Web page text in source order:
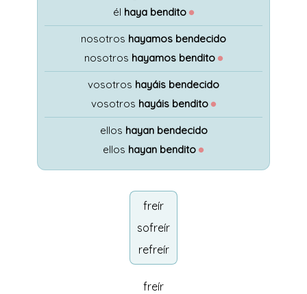
él haya bendito ●
nosotros hayamos bendecido
nosotros hayamos bendito ●
vosotros hayáis bendecido
vosotros hayáis bendito ●
ellos hayan bendecido
ellos hayan bendito ●
freír
sofreír
refreír
freír